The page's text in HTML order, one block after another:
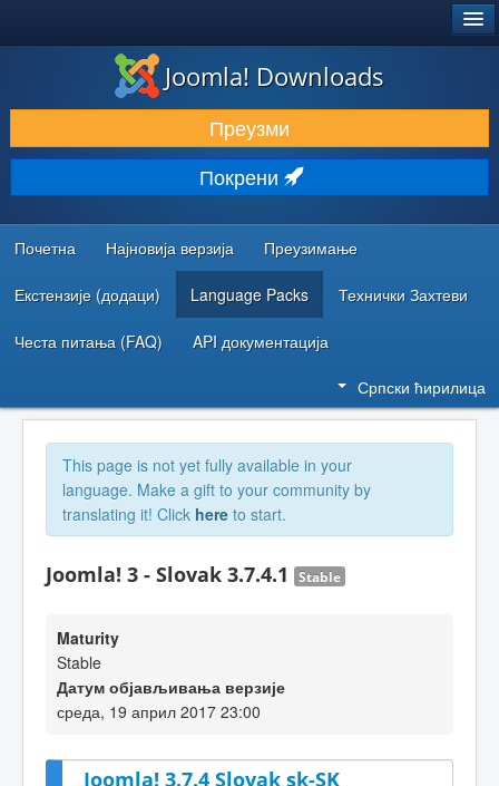
ПРЕУЗИМАЊЕ И ПРОШИРЕЊА (ЕКСТЕНЗИЈЕ)
ОТКРИЈТЕ И НАУЧИТЕ
ЗАЈЕДНИЦА И ПОДРШКА
РЕСУРСИ ЗА РАЗВОЈ
Joomla! Downloads
Преузми
Покрени
Почетна Најновија верзија Преузимање
Екстензије (додаци) Language Packs Технички Захтеви
Честа питања (FAQ) API документација
Српски ћирилица
This page is not yet fully available in your
language. Make a gift to your community by
translating it! Click here to start.
Joomla! 3 - Slovak 3.7.4.1 Stable
Maturity
Stable
Датум објављивања верзије
среда, 19 април 2017 23:00
Joomla! 3.7.4 Slovak sk-SK